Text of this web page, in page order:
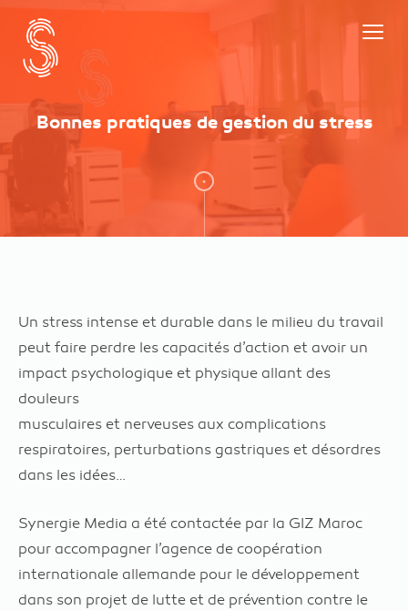
Bonnes pratiques de gestion du stress
Un stress intense et durable dans le milieu du travail
peut faire perdre les capacités d’action et avoir un
impact psychologique et physique allant des
douleurs
musculaires et nerveuses aux complications
respiratoires, perturbations gastriques et désordres
dans les idées…
Synergie Media a été contactée par la GIZ Maroc
pour accompagner l’agence de coopération
internationale allemande pour le développement
dans son projet de lutte et de prévention contre le